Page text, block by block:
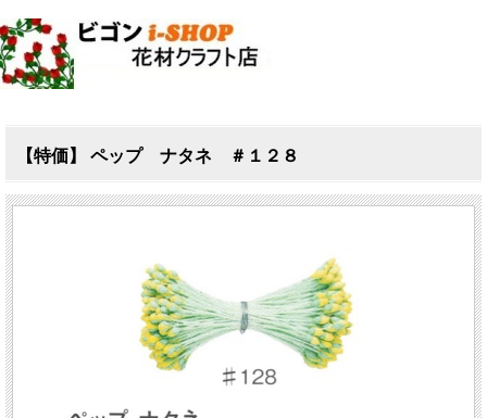
【特価】 ペップ ナタネ ＃１２８